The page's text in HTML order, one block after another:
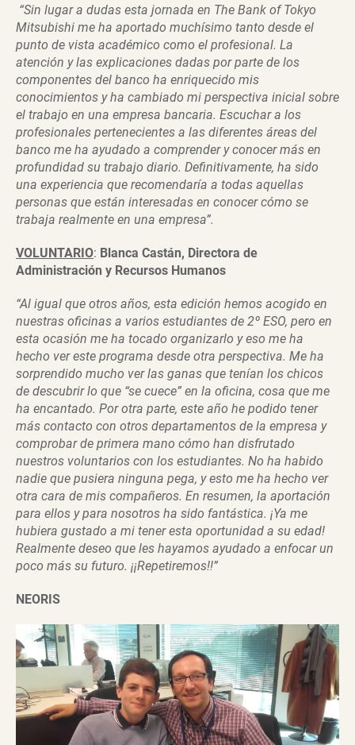
“Sin lugar a dudas esta jornada en The Bank of Tokyo
Mitsubishi me ha aportado muchísimo tanto desde el
punto de vista académico como el profesional. La
atención y las explicaciones dadas por parte de los
componentes del banco ha enriquecido mis
conocimientos y ha cambiado mi perspectiva inicial sobre
el trabajo en una empresa bancaria. Escuchar a los
profesionales pertenecientes a las diferentes áreas del
banco me ha ayudado a comprender y conocer más en
profundidad su trabajo diario. Definitivamente, ha sido
una experiencia que recomendaría a todas aquellas
personas que están interesadas en conocer cómo se
trabaja realmente en una empresa”.
VOLUNTARIO: Blanca Castán, Directora de
Administración y Recursos Humanos
“Al igual que otros años, esta edición hemos acogido en
nuestras oficinas a varios estudiantes de 2º ESO, pero en
esta ocasión me ha tocado organizarlo y eso me ha
hecho ver este programa desde otra perspectiva. Me ha
sorprendido mucho ver las ganas que tenían los chicos
de descubrir lo que “se cuece” en la oficina, cosa que me
ha encantado. Por otra parte, este año he podido tener
más contacto con otros departamentos de la empresa y
comprobar de primera mano cómo han disfrutado
nuestros voluntarios con los estudiantes. No ha habido
nadie que pusiera ninguna pega, y esto me ha hecho ver
otra cara de mis compañeros. En resumen, la aportación
para ellos y para nosotros ha sido fantástica. ¡Ya me
hubiera gustado a mi tener esta oportunidad a su edad!
Realmente deseo que les hayamos ayudado a enfocar un
poco más su futuro. ¡¡Repetiremos!!”
NEORIS